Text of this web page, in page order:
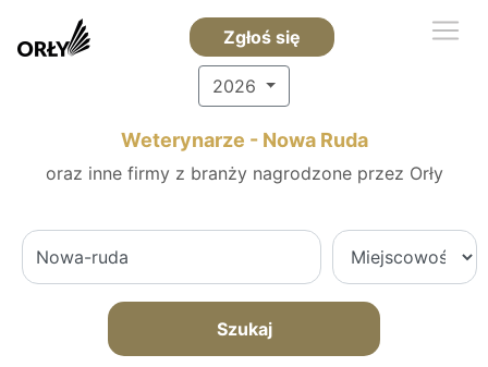
Zgłoś się
2026
Weterynarze - Nowa Ruda
oraz inne firmy z branży nagrodzone przez Orły
Szukaj